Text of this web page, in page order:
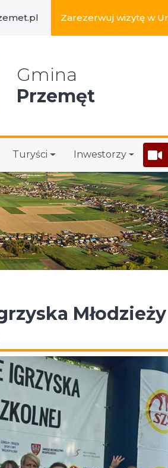
Zarezerwuj wizytę w
Gmina
Przemęt
Turyści Inwestorzy
Wyszukaj w serwisie